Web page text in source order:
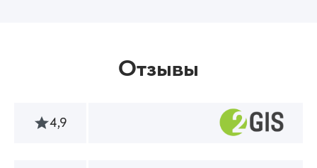
Отзывы
4,9